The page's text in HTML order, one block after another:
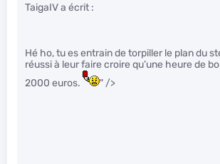
TaigaIV a écrit :
Hé ho, tu es entrain de torpiller le plan du
réussi à leur faire croire qu’une heure de
2000 euros.
" />